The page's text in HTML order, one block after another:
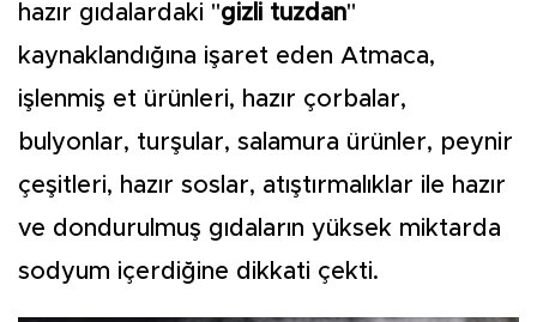
hazır gıdalardaki "gizli tuzdan"
kaynaklandığına işaret eden Atmaca,
işlenmiş et ürünleri, hazır çorbalar,
bulyonlar, turşular, salamura ürünler, peynir
çeşitleri, hazır soslar, atıştırmalıklar ile hazır
ve dondurulmuş gıdaların yüksek miktarda
sodyum içerdiğine dikkati çekti.